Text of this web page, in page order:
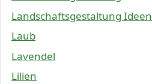
Landschaftsgestaltung Ideen
Laub
Lavendel
Lilien